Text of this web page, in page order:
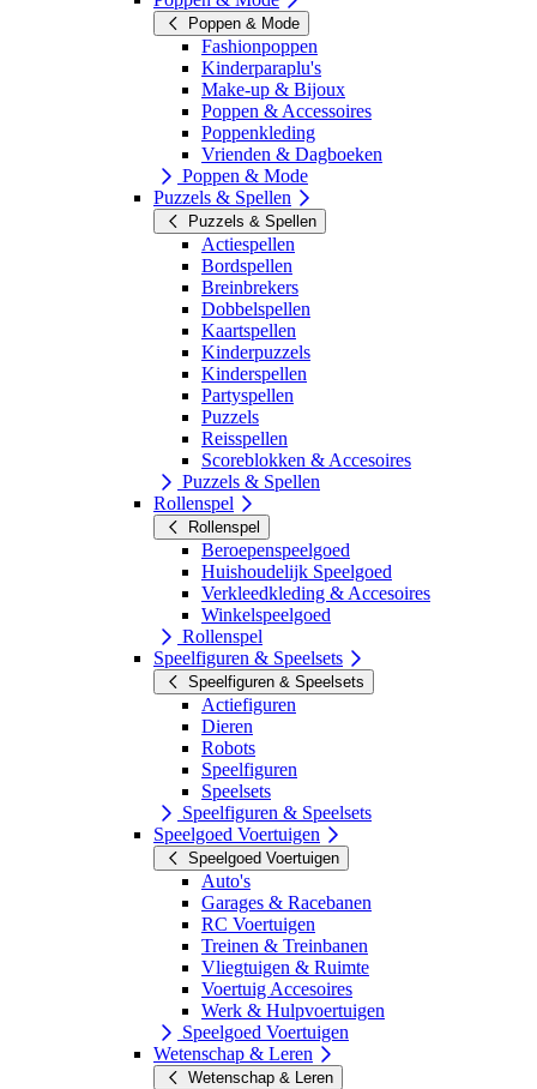
Poppen & Mode
Fashionpoppen
Kinderparaplu's
Make-up & Bijoux
Poppen & Accessoires
Poppenkleding
Vrienden & Dagboeken
Poppen & Mode
Puzzels & Spellen
Puzzels & Spellen
Actiespellen
Bordspellen
Breinbrekers
Dobbelspellen
Kaartspellen
Kinderpuzzels
Kinderspellen
Partyspellen
Puzzels
Reisspellen
Scoreblokken & Accesoires
Puzzels & Spellen
Rollenspel
Rollenspel
Beroepenspeelgoed
Huishoudelijk Speelgoed
Verkleedkleding & Accesoires
Winkelspeelgoed
Rollenspel
Speelfiguren & Speelsets
Speelfiguren & Speelsets
Actiefiguren
Dieren
Robots
Speelfiguren
Speelsets
Speelfiguren & Speelsets
Speelgoed Voertuigen
Speelgoed Voertuigen
Auto's
Garages & Racebanen
RC Voertuigen
Treinen & Treinbanen
Vliegtuigen & Ruimte
Voertuig Accesoires
Werk & Hulpvoertuigen
Speelgoed Voertuigen
Wetenschap & Leren
Wetenschap & Leren